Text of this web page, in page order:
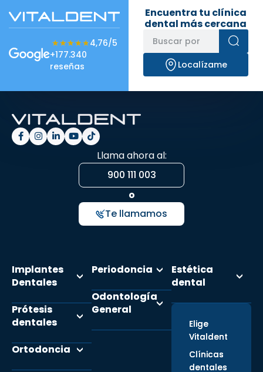
★★★★★
★★★★★4,76/5
+177.340
reseñas
Encuentra tu clínica
dental más cercana
Localízame
Llama ahora al:
900 111 003
o
Te llamamos
Implantes
Dentales
Prótesis
dentales
Ortodoncia
Periodoncia
Odontología
General
Estética
dental
Elige
Vitaldent
Clínicas
dentales